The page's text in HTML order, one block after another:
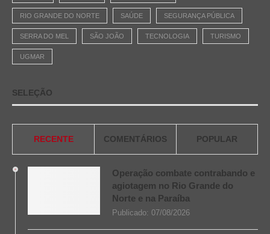
RIO GRANDE DO NORTE SAÚDE SEGURANÇA PÚBLICA
SERRA DO MEL SÃO JOÃO TECNOLOGIA TURISMO
UGMAR
SELEÇÃO
RECENTE COMENTÁRIOS POPULAR
Operação combate contrabando e
agiotagem no Rio Grande do
Norte e na Paraíba
Publicado: 07/08/2026